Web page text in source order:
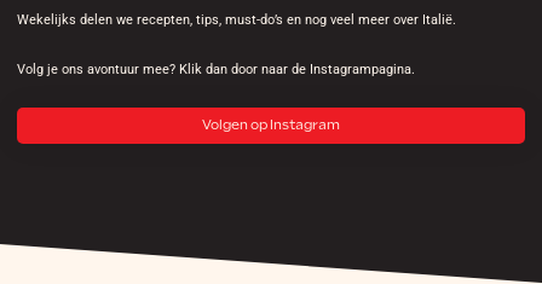
Wekelijks delen we recepten, tips, must-do’s en nog veel meer over Italië.
Volg je ons avontuur mee? Klik dan door naar de Instagrampagina.
Volgen op Instagram